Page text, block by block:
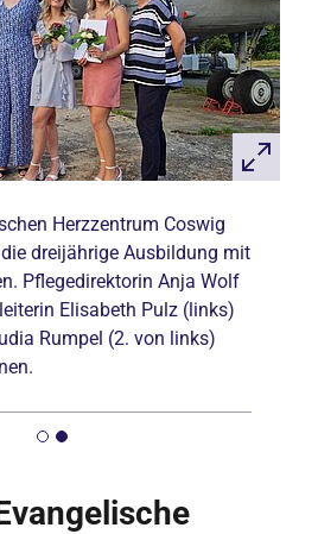
Herzzentrum Coswig
dreijährige Ausbildung mit
Pflegedirektorin Anja Wolf
Elisabeth Pulz (links)
Rumpel (2. von links)